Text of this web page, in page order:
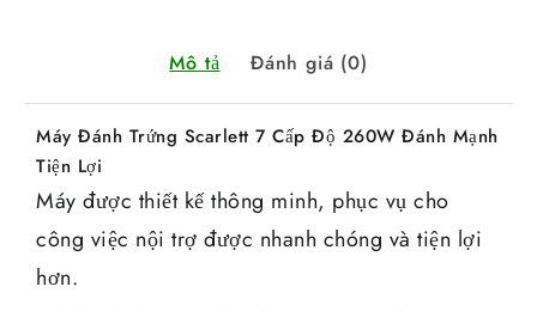
Mô tả Đánh giá (0)
Máy Đánh Trứng Scarlett 7 Cấp Độ 260W Đánh Mạnh
Tiện Lợi
Máy được thiết kế thông minh, phục vụ cho
công việc nội trợ được nhanh chóng và tiện lợi
hơn.